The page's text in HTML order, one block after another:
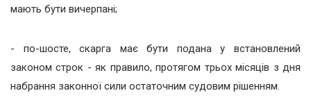
мають бути вичерпані;
- по-шосте, скарга має бути подана у встановлений
законом строк - як правило, протягом трьох місяців з дня
набрання законної сили остаточним судовим рішенням.